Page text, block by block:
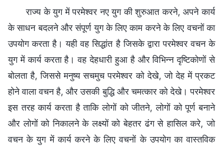
राज्य के युग में परमेश्वर नए युग की शुरुआत करने, अपने कार्य
के साधन बदलने और संपूर्ण युग के लिए काम करने के लिए वचनों का
उपयोग करता है। यही वह सिद्धांत है जिसके द्वारा परमेश्वर वचन के
युग में कार्य करता है। वह देहधारी हुआ है और विभिन्न दृष्टिकोणों से
बोलता है, जिससे मनुष्य सचमुच परमेश्वर को देखे, जो देह में प्रकट
होने वाला वचन है, और उसकी बुद्धि और चमत्कार को देखे। परमेश्वर
इस तरह कार्य करता है ताकि लोगों को जीतने, लोगों को पूर्ण बनाने
और लोगों को निकालने के लक्ष्यों को बेहतर ढंग से हासिल करे, जो
वचन के युग में कार्य करने के लिए वचनों के उपयोग का वास्तविक